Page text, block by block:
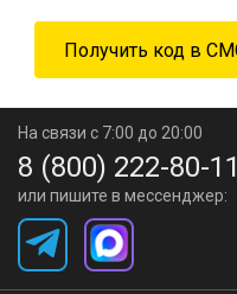
На связи с 7:00 до 20:00
8 (800) 222-80-11
или пишите в мессенджер: